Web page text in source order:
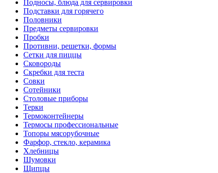
Подносы, блюда для сервировки
Подставки для горячего
Половники
Предметы сервировки
Пробки
Противни, решетки, формы
Сетки для пиццы
Сковороды
Скребки для теста
Совки
Сотейники
Столовые приборы
Терки
Термоконтейнеры
Термосы профессиональные
Топоры мясорубочные
Фарфор, стекло, керамика
Хлебницы
Шумовки
Щипцы